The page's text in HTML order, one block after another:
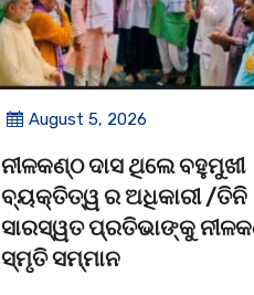
August 5, 2026
ବକୁଳବନର ମହକ ସତ୍ୟବାଦୀ ର
ସନ୍ଥ
ପଣ୍ଡିତ ନୀଳକଣ୍ଠ ଦାଶ
ସୁଯୋଗ୍ଯ ସନ୍ତାନସତ୍ୟବାଦୀ